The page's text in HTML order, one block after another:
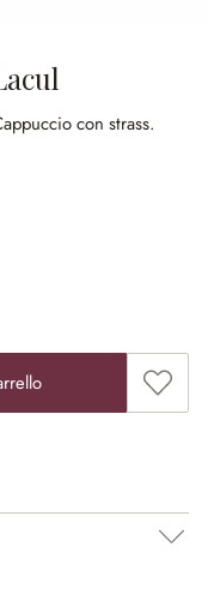
con strass.
desiderato o